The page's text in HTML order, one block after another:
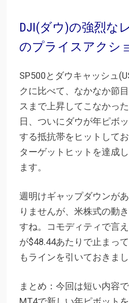
DJI(ダウ)の強烈な
のプライスアクシ
SP500とダウキャッシュ
クに比べて、なかなか節
スまで上昇してこなかっ
日、ついにダウが年ピボ
する抵抗帯をヒットして
ターゲットヒットを達成
ます。
週明けギャップダウンが
りませんが、米株式の動
すね。コモディティで言
が$48.44あたりで止まっ
もラインを引いておきまし
まとめ：今回は短い内容